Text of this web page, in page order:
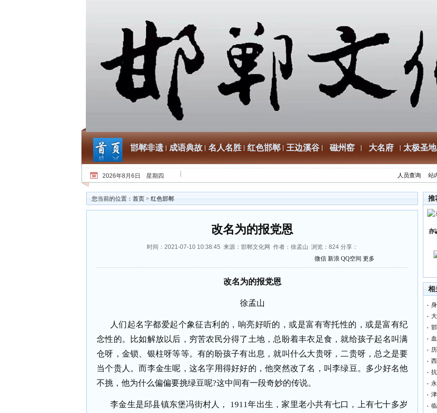
邯郸非遗 成语典故 名人名胜 红色邯郸 王边溪谷 磁州窑 大名府 太极圣地
2026年8月6日 星期四 人员查询 站
您当前的位置： 首页 > 红色邯郸
改名为的报党恩
时间：2021-07-10 10:38:45 来源：邯郸文化网 作者：徐孟山 浏览： 824 分享：
微信 新浪 QQ空间 更多
改名为的报党恩
徐孟山
人们起名字都爱起个象征吉利的，响亮好听的，或是富有寄托性的，或是富有纪
念性的。比如解放以后，穷苦农民分得了土地，总盼着丰衣足食，就给孩子起名叫满
仓呀，金锁、银柱呀等等。有的盼孩子有出息，就叫什么大贵呀，二贵呀，总之是要
当个贵人。而李金生呢，这名字用得好好的，他突然改了名，叫李绿豆。多少好名他
不挑，他为什么偏偏要挑绿豆呢?这中间有一段奇妙的传说。
李金生是邱县镇东堡冯街村人， 1911年出生，家里老小共有七口，上有七十多岁
推
亦
相